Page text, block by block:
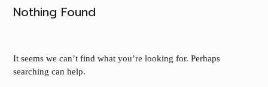
Nothing Found
It seems we can’t find what you’re looking for. Perhaps
searching can help.